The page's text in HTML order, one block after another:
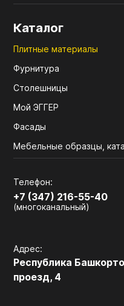
Каталог
Плитные материалы
Фурнитура
Столешницы
Мой ЭГГЕР
Фасады
Мебельные образцы,
Телефон:
+7 (347) 216-55-40
(многоканальный)
Адрес:
Республика
проезд, 4